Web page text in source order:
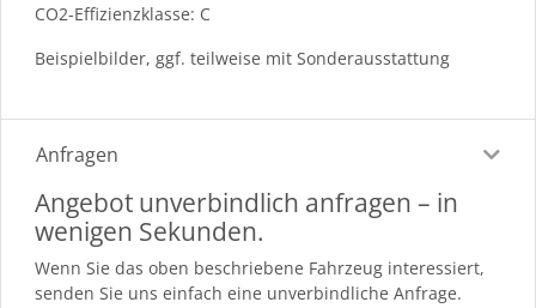
CO2-Effizienzklasse: C
Beispielbilder, ggf. teilweise mit Sonderausstattung
Anfragen
Angebot unverbindlich anfragen – in
wenigen Sekunden.
Wenn Sie das oben beschriebene Fahrzeug interessiert,
senden Sie uns einfach eine unverbindliche Anfrage.